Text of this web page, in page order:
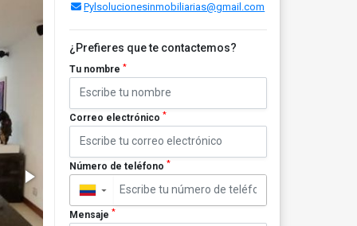
Pylsolucionesinmobiliarias@gmail.com
¿Prefieres que te contactemos?
Tu nombre *
Correo electrónico *
Número de teléfono *
▼
Mensaje *